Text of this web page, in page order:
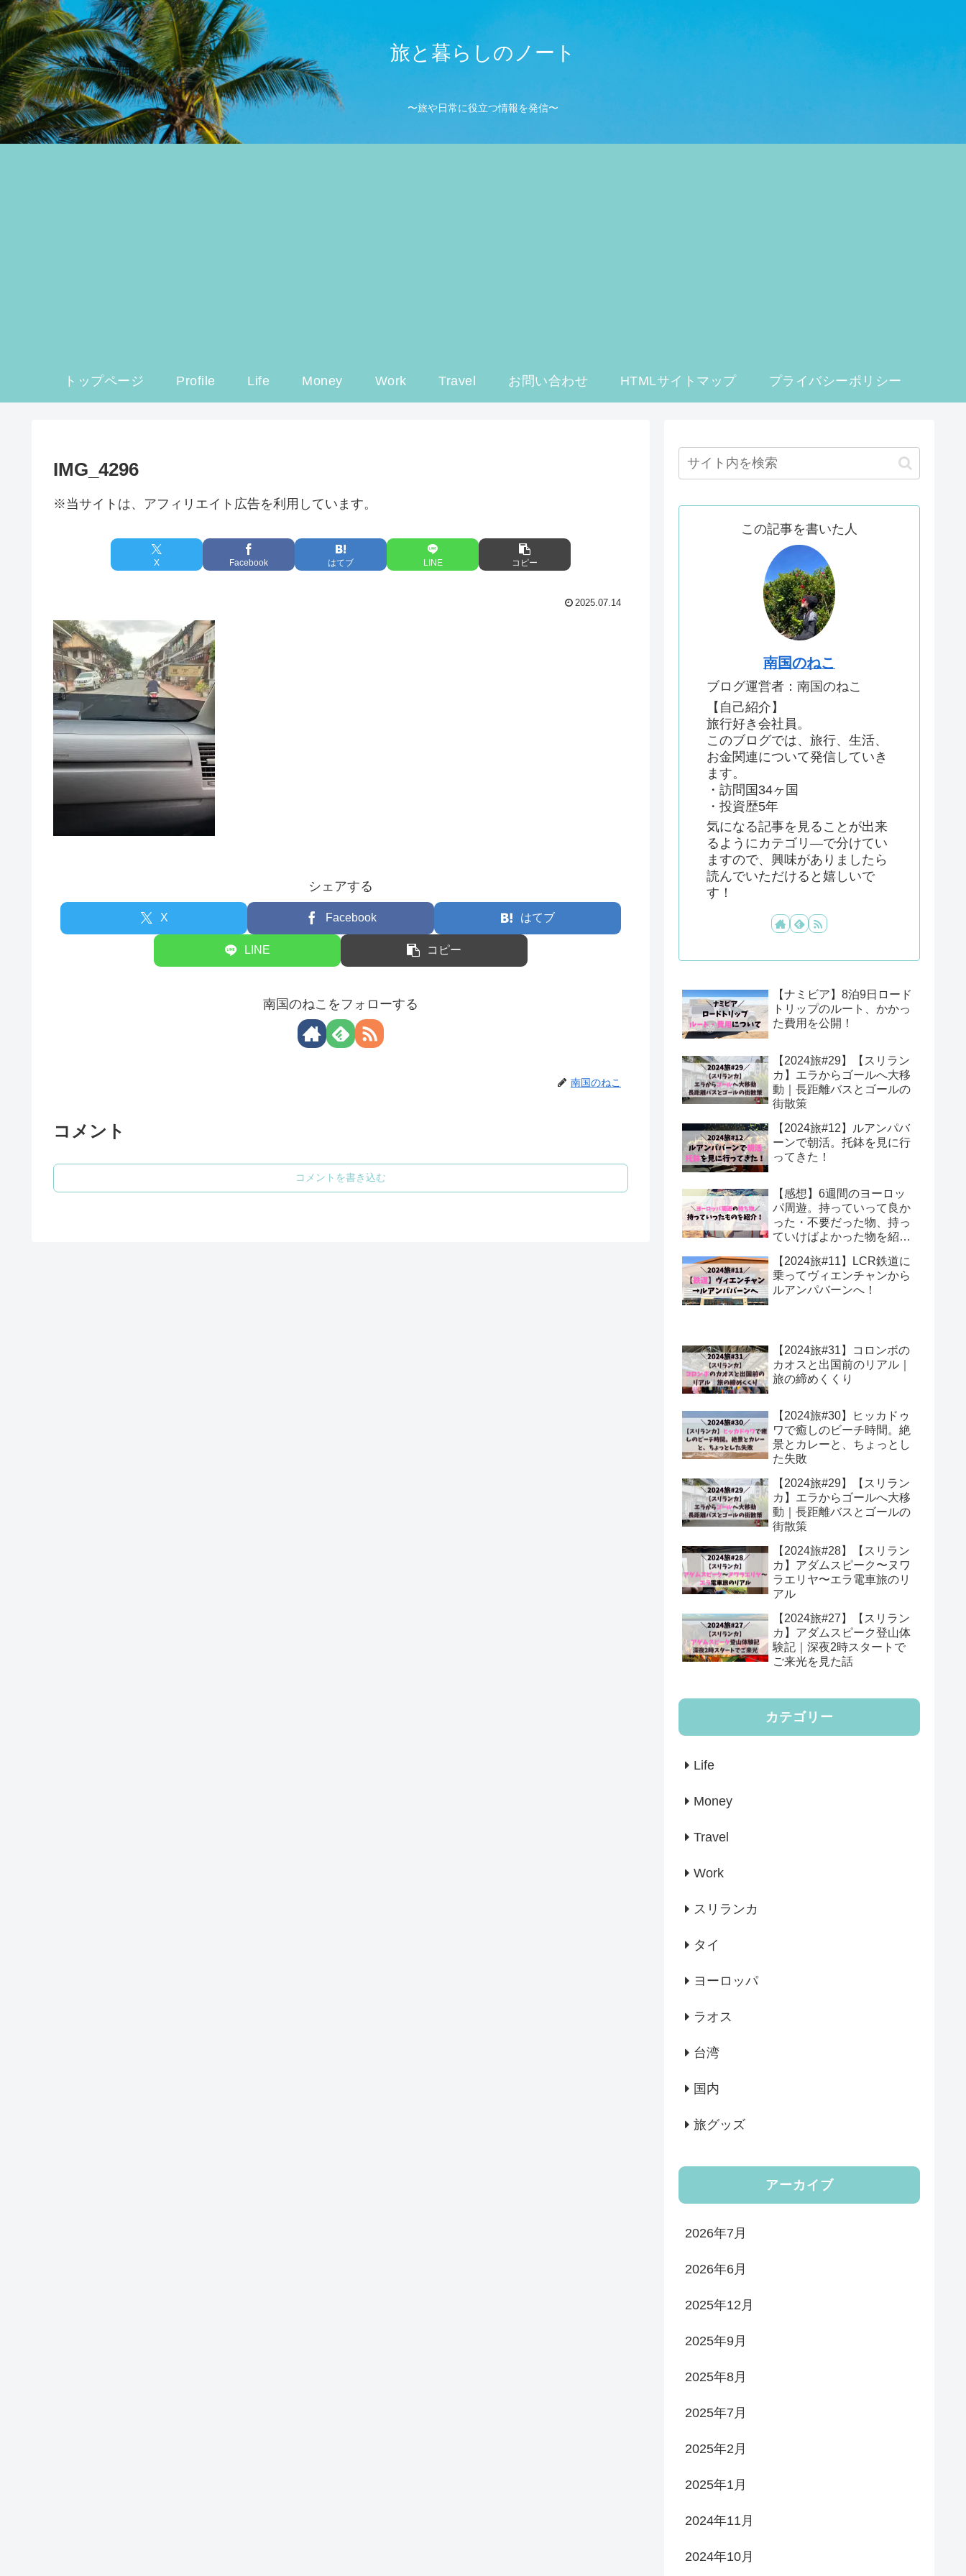
旅と暮らしのノート
〜旅や日常に役立つ情報を発信〜
トップページ Profile Life Money Work Travel お問い合わせ HTMLサイトマップ プライバシーポリシー
IMG_4296
※当サイトは、アフィリエイト広告を利用しています。
X Facebook はてブ LINE コピー
2025.07.14
シェアする
X Facebook はてブ
LINE コピー
南国のねこをフォローする
南国のねこ
コメント
コメントを書き込む
この記事を書いた人
南国のねこ
ブログ運営者：南国のねこ
【自己紹介】
旅行好き会社員。
このブログでは、旅行、生活、
お金関連について発信していき
ます。
・訪問国34ヶ国
・投資歴5年
気になる記事を見ることが出来
るようにカテゴリ―で分けてい
ますので、興味がありましたら
読んでいただけると嬉しいで
す！
【ナミビア】8泊9日ロード
トリップのルート、かかっ
た費用を公開！
【2024旅#29】【スリラン
カ】エラからゴールへ大移
動｜長距離バスとゴールの
街散策
【2024旅#12】ルアンパバ
ーンで朝活。托鉢を見に行
ってきた！
【感想】6週間のヨーロッ
パ周遊。持っていって良か
った・不要だった物、持っ
ていけばよかった物を紹
【2024旅#11】LCR鉄道に
乗ってヴィエンチャンから
ルアンパバーンへ！
【2024旅#31】コロンボの
カオスと出国前のリアル｜
旅の締めくくり
【2024旅#30】ヒッカドゥ
ワで癒しのビーチ時間。絶
景とカレーと、ちょっとし
た失敗
【2024旅#29】【スリラン
カ】エラからゴールへ大移
動｜長距離バスとゴールの
街散策
【2024旅#28】【スリラン
カ】アダムスピーク〜ヌワ
ラエリヤ〜エラ電車旅のリ
アル
【2024旅#27】【スリラン
カ】アダムスピーク登山体
験記｜深夜2時スタートで
ご来光を見た話
カテゴリー
Life
Money
Travel
Work
スリランカ
タイ
ヨーロッパ
ラオス
台湾
国内
旅グッズ
アーカイブ
2026年7月
2026年6月
2025年12月
2025年9月
2025年8月
2025年7月
2025年2月
2025年1月
2024年11月
2024年10月